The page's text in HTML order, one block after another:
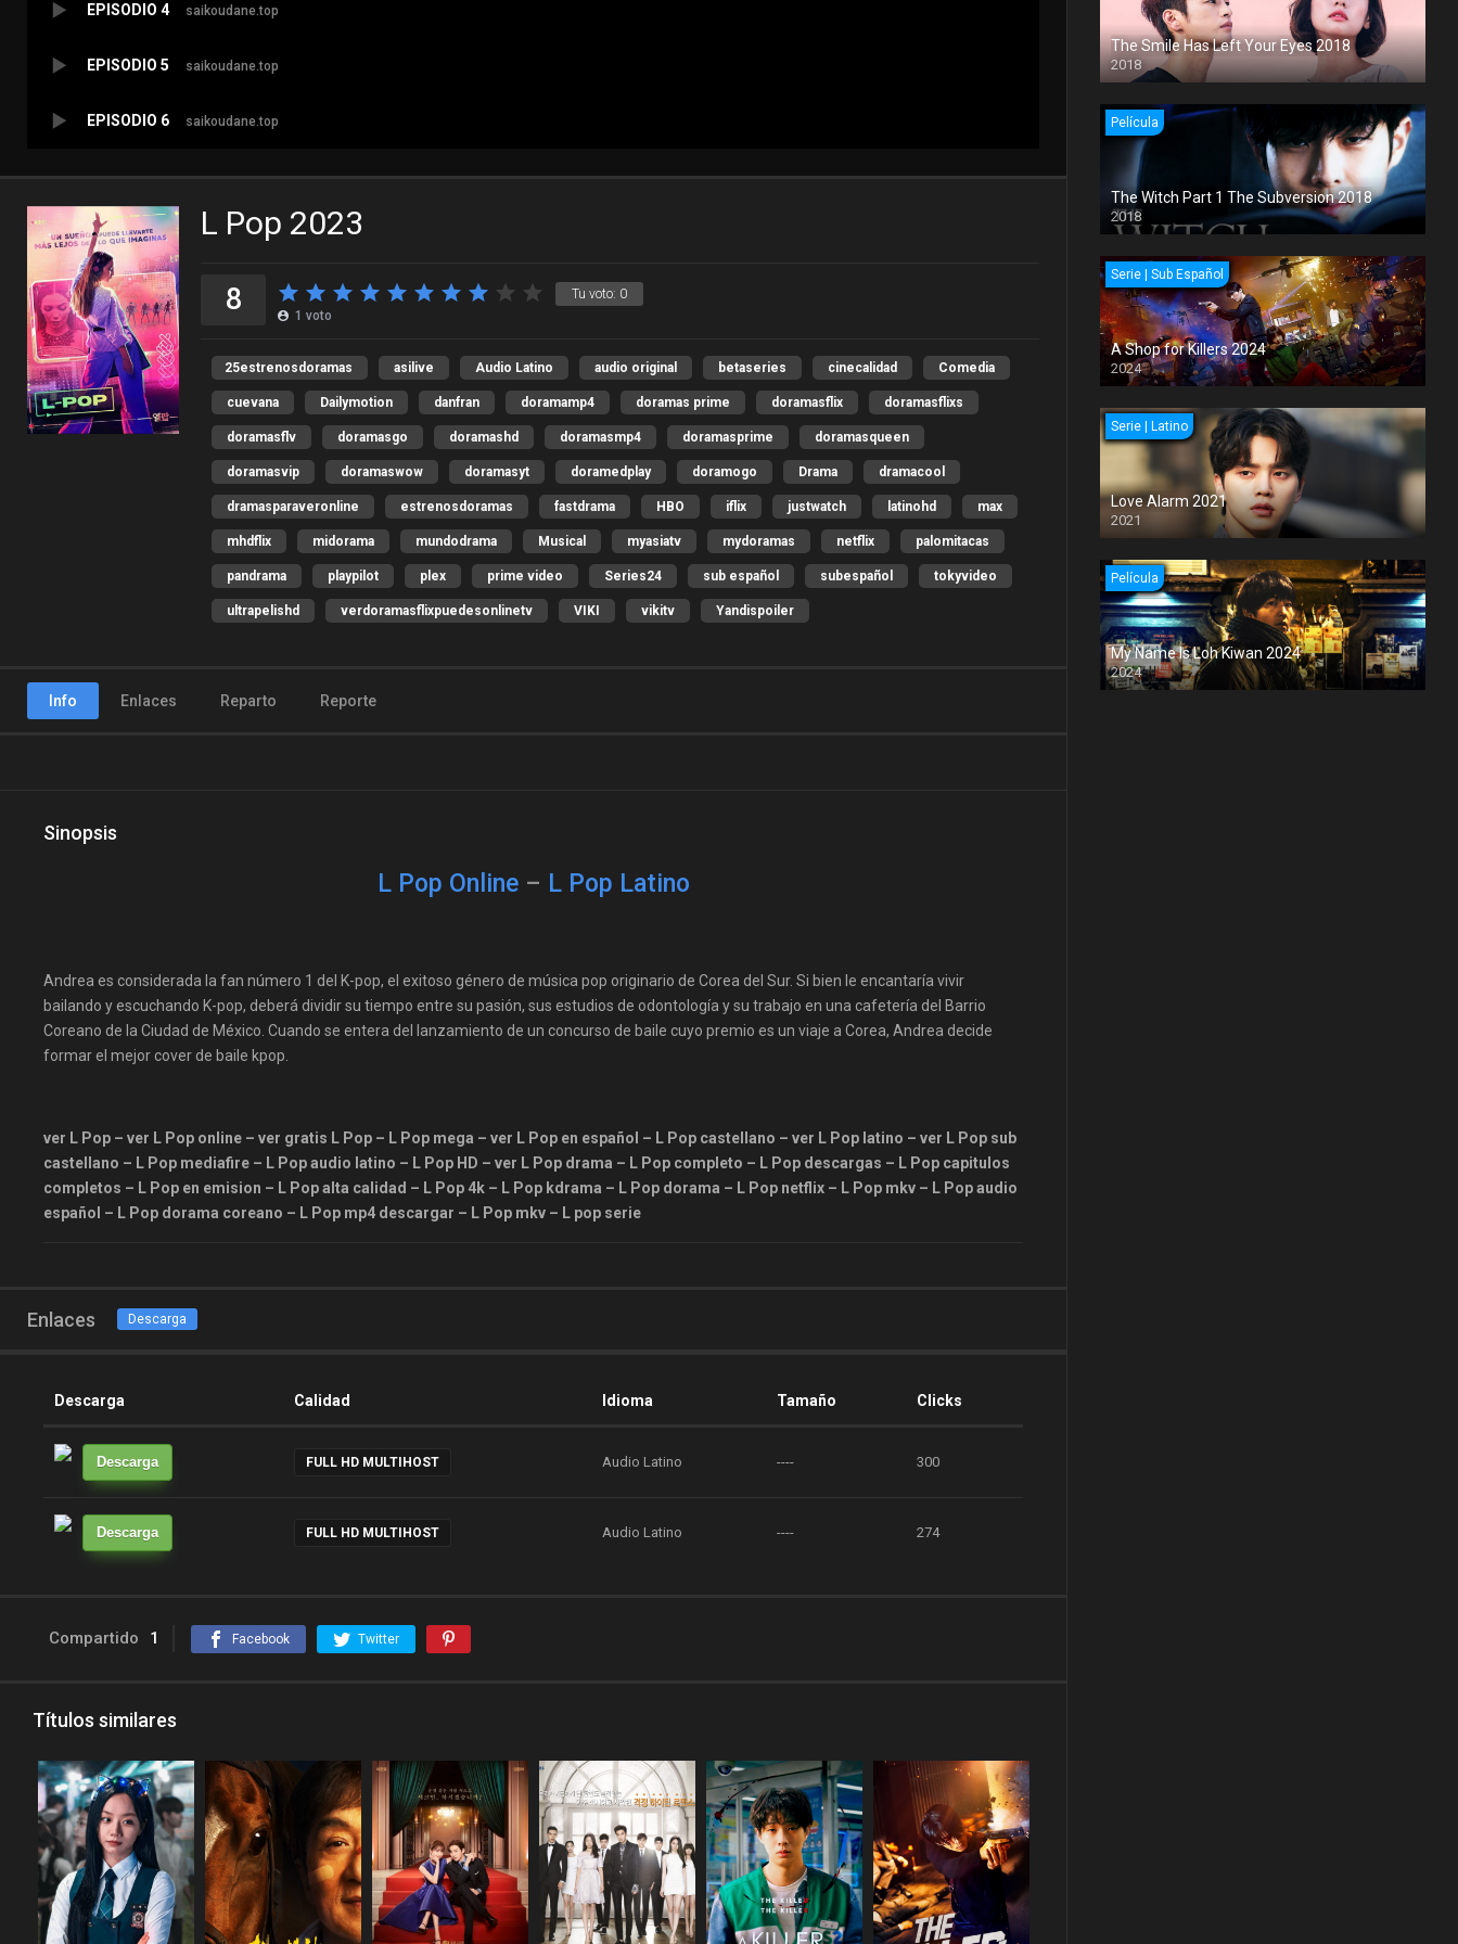
EPISODIO 4 saikoudane.top
EPISODIO 5 saikoudane.top
EPISODIO 6 saikoudane.top
L Pop 2023
Tu voto: 0
8 1 voto
25estrenosdoramas asilive Audio Latino audio original betaseries cinecalidad Comedia
cuevana Dailymotion danfran doramamp4 doramas prime doramasflix doramasflixs
doramasflv doramasgo doramashd doramasmp4 doramasprime doramasqueen
doramasvip doramaswow doramasyt doramedplay doramogo Drama dramacool
dramasparaveronline estrenosdoramas fastdrama HBO iflix justwatch latinohd max
mhdflix midorama mundodrama Musical myasiatv mydoramas netflix palomitacas
pandrama playpilot plex prime video Series24 sub español subespañol tokyvideo
ultrapelishd verdoramasflixpuedesonlinetv VIKI vikitv Yandispoiler
Info Enlaces Reparto Reporte
Sinopsis
L Pop Online– L Pop Latino
Andrea es considerada la fan número 1 del K-pop, el exitoso género de música pop originario de Corea del Sur. Si bien le encantaría vivir
bailando y escuchando K-pop, deberá dividir su tiempo entre su pasión, sus estudios de odontología y su trabajo en una cafetería del Barrio
Coreano de la Ciudad de México. Cuando se entera del lanzamiento de un concurso de baile cuyo premio es un viaje a Corea, Andrea decide
formar el mejor cover de baile kpop.
ver L Pop – ver L Pop online – ver gratis L Pop – L Pop mega – ver L Pop en español – L Pop castellano – ver L Pop latino – ver L Pop sub
castellano – L Pop mediafire – L Pop audio latino – L Pop HD – ver L Pop drama – L Pop completo – L Pop descargas – L Pop capitulos
completos – L Pop en emision – L Pop alta calidad – L Pop 4k – L Pop kdrama – L Pop dorama – L Pop netflix – L Pop mkv – L Pop audio
español – L Pop dorama coreano – L Pop mp4 descargar – L Pop mkv – L pop serie
Enlaces Descarga
Descarga Calidad Idioma Tamaño Clicks
Descarga FULL HD MULTIHOST Audio Latino ---- 300
Descarga FULL HD MULTIHOST Audio Latino ---- 274
Compartido 1 Facebook Twitter
Títulos similares
The Smile Has Left Your Eyes 2018
2018
Película
The Witch Part 1 The Subversion 2018
2018
Serie | Sub Español
A Shop for Killers 2024
2024
Serie | Latino
Love Alarm 2021
2021
Película
My Name Is Loh Kiwan 2024
2024